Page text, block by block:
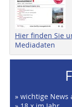
Hier finden Sie
Mediadaten
» wichtige News